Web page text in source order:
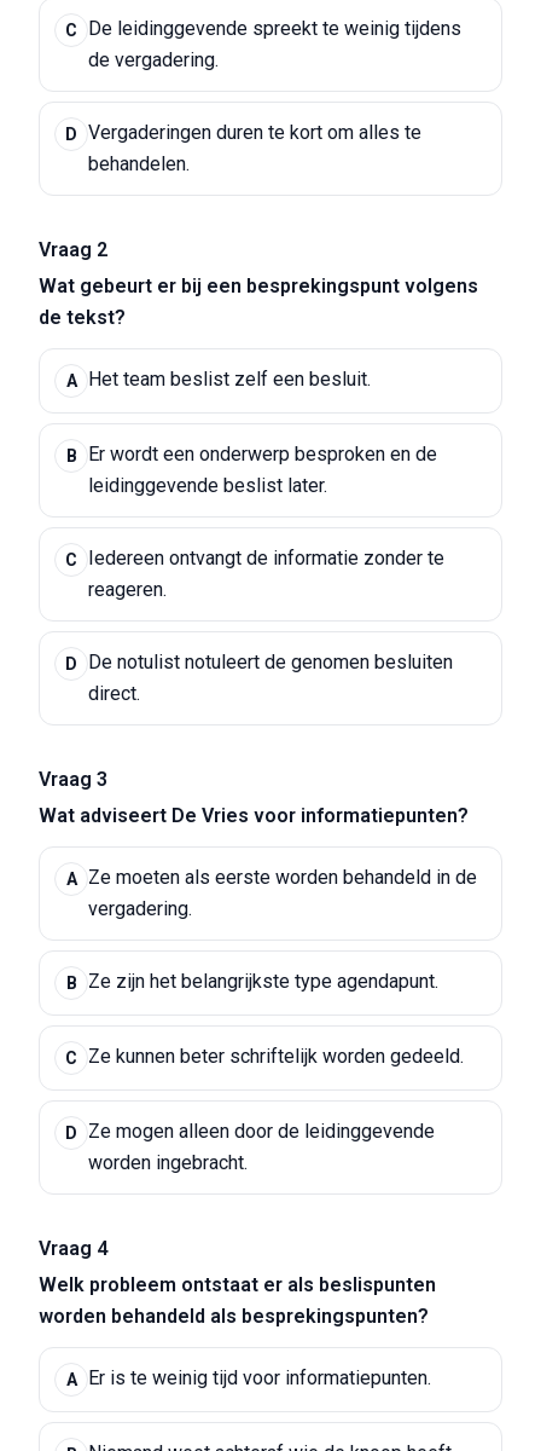
C
De leidinggevende spreekt te weinig tijdens
de vergadering.
D
Vergaderingen duren te kort om alles te
behandelen.
Vraag 2
Wat gebeurt er bij een besprekingspunt volgens
de tekst?
A Het team beslist zelf een besluit.
B
Er wordt een onderwerp besproken en de
leidinggevende beslist later.
C
Iedereen ontvangt de informatie zonder te
reageren.
D
De notulist notuleert de genomen besluiten
direct.
Vraag 3
Wat adviseert De Vries voor informatiepunten?
A
Ze moeten als eerste worden behandeld in de
vergadering.
B Ze zijn het belangrijkste type agendapunt.
C Ze kunnen beter schriftelijk worden gedeeld.
D
Ze mogen alleen door de leidinggevende
worden ingebracht.
Vraag 4
Welk probleem ontstaat er als beslispunten
worden behandeld als besprekingspunten?
A Er is te weinig tijd voor informatiepunten.